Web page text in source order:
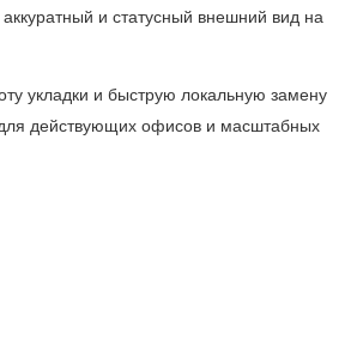
и статусный внешний вид на
укладки и быструю локальную замену
действующих офисов и масштабных